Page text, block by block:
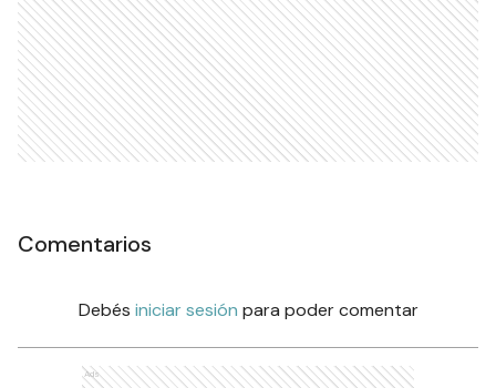
Comentarios
Debés iniciar sesión para poder comentar
Ads